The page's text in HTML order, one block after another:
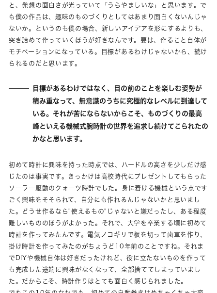
と、発想の面白さが光っていて「うらやましいな」と思います。で
も僕の作品は、趣味のものづくりとしてはあまり面白くないんじゃ
ないか。というのも僕の場合、新しいアイデアを形にするよりも、
突き詰めて作っていくほうが好きなんです。要は、作ること自体が
モチベーションになっている。目標があるわけじゃないから、続け
られるのだと思います。
目標があるわけではなく、目の前のことを楽しむ姿勢が
積み重なって、無意識のうちに究極的なレベルに到達して
いる。それが苦にならないからこそ、ものづくりの最高
峰といえる機械式腕時計の世界を追求し続けてこられたの
かなと思います。
初めて時計に興味を持った時点では、ハードルの高さを少しだけ感
じたのは事実です。きっかけは高校時代にプレゼントしてもらった
ソーラー駆動のクォーツ時計でした。身に着ける機械という点です
ごく興味をそそられて、自分にも作れるんじゃないかと思いまし
た。どうせ作るなら"使えるもの"じゃないと嫌だったし、ある程度
難しいもののほうがよかった。それで、大学を卒業する頃に初めて
時計を作ってみたんです。電気ノコギリで板を切って歯車を作り、
掛け時計を作ってみたのがちょうど10年前のことですね。それま
でDIYや機械自体は好きだったけれど、役に立たないものを作って
も完成した途端に興味がなくなって、全部捨ててしまっていまし
た。だからこそ、時計作りはとても面白く感じられました。